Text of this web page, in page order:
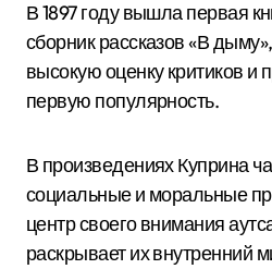
В 1897 году вышла первая
сборник рассказов «В
высокую оценку критиков и
первую популярность.
В произведениях Куприна
социальные и моральные
центр своего внимания
раскрывает их внутренний